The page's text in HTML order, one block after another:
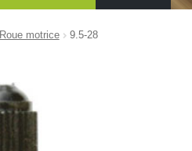
Roue motrice 9.5-28